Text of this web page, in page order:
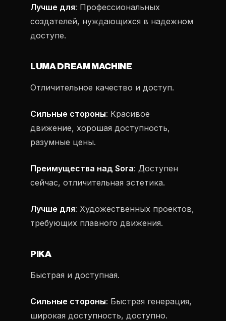
Лучше для: Профессиональных
создателей, нуждающихся в надежном
доступе.
LUMA DREAM MACHINE
Отличительное качество и доступ.
Сильные стороны: Красивое
движение, хорошая доступность,
разумные цены.
Преимущества над Sora: Доступен
сейчас, отличительная эстетика.
Лучше для: Художественных проектов,
требующих плавного движения.
PIKA
Быстрая и доступная.
Сильные стороны: Быстрая генерация,
широкая доступность, доступно.